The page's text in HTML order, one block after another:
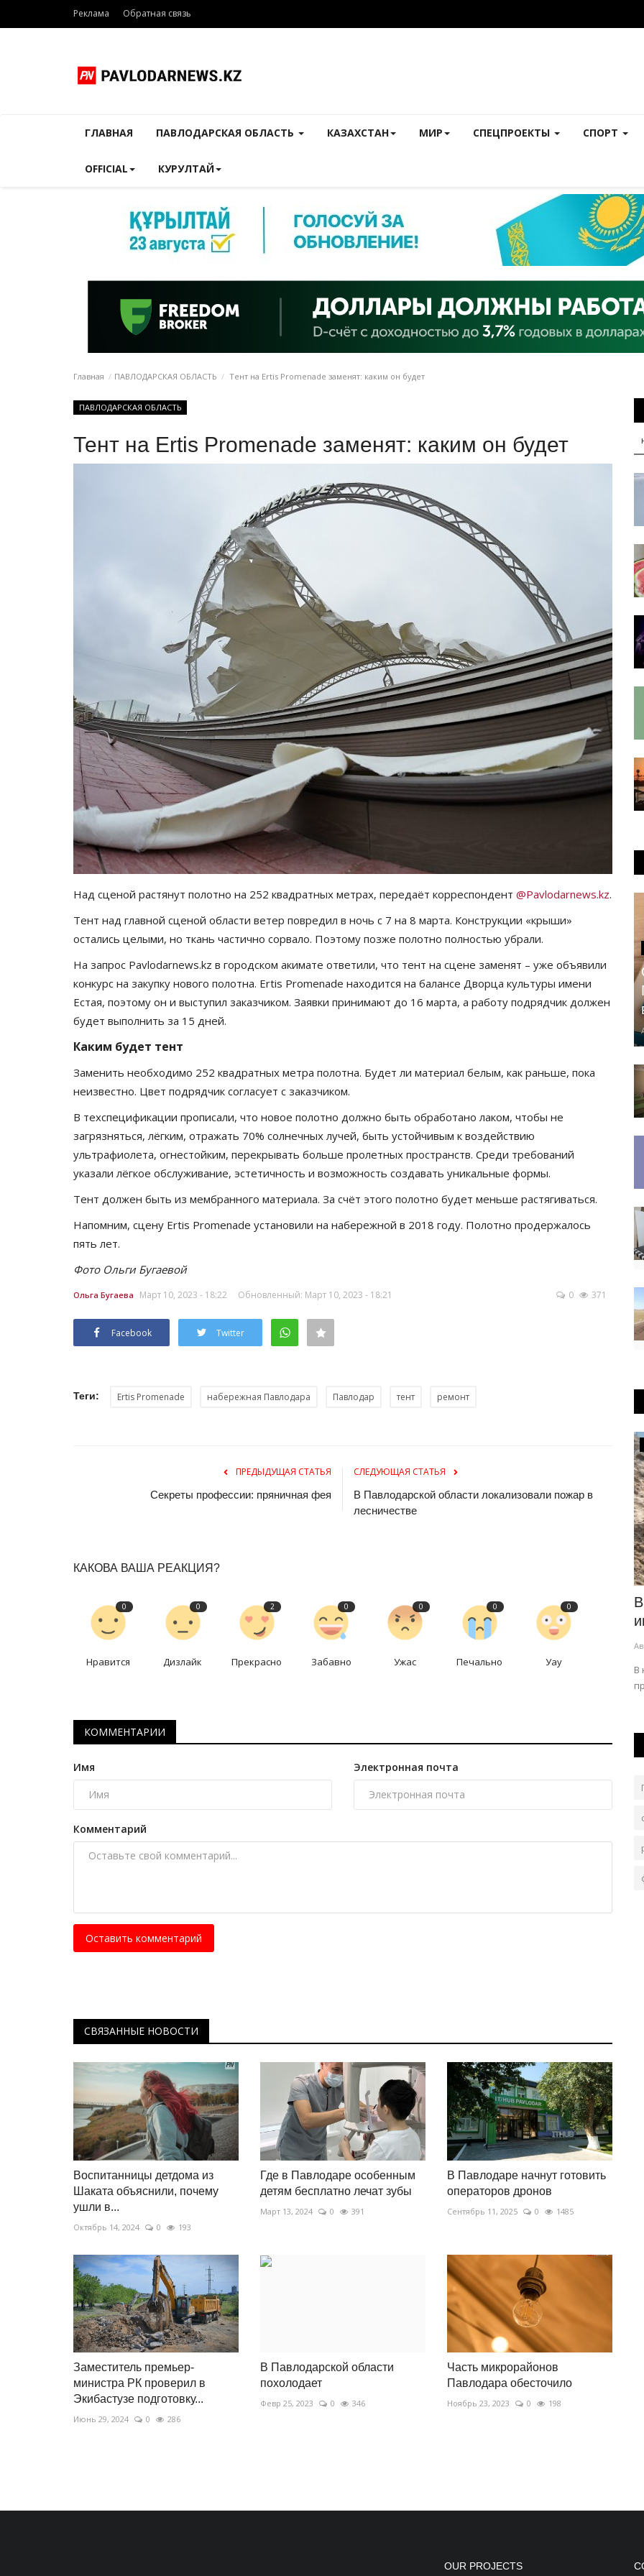
Реклама Обратная связь
ГЛАВНАЯ ПАВЛОДАРСКАЯ ОБЛАСТЬ КАЗАХСТАН МИР СПЕЦПРОЕКТЫ СПОРТ
OFFICIAL КУРУЛТАЙ
Главная ПАВЛОДАРСКАЯ ОБЛАСТЬ Тент на Ertis Promenade заменят: каким он будет
ПАВЛОДАРСКАЯ ОБЛАСТЬ
Тент на Ertis Promenade заменят: каким он будет
Над сценой растянут полотно на 252 квадратных метрах, передаёт корреспондент @Pavlodarnews.kz.
Тент над главной сценой области ветер повредил в ночь с 7 на 8 марта. Конструкции «крыши»
остались целыми, но ткань частично сорвало. Поэтому позже полотно полностью убрали.
На запрос Pavlodarnews.kz в городском акимате ответили, что тент на сцене заменят – уже объявили
конкурс на закупку нового полотна. Ertis Promenade находится на балансе Дворца культуры имени
Естая, поэтому он и выступил заказчиком. Заявки принимают до 16 марта, а работу подрядчик должен
будет выполнить за 15 дней.
Каким будет тент
Заменить необходимо 252 квадратных метра полотна. Будет ли материал белым, как раньше, пока
неизвестно. Цвет подрядчик согласует с заказчиком.
В техспецификации прописали, что новое полотно должно быть обработано лаком, чтобы не
загрязняться, лёгким, отражать 70% солнечных лучей, быть устойчивым к воздействию
ультрафиолета, огнестойким, перекрывать больше пролетных пространств. Среди требований
указали лёгкое обслуживание, эстетичность и возможность создавать уникальные формы.
Тент должен быть из мембранного материала. За счёт этого полотно будет меньше растягиваться.
Напомним, сцену Ertis Promenade установили на набережной в 2018 году. Полотно продержалось
пять лет.
Фото Ольги Бугаевой
Ольга Бугаева Март 10, 2023 - 18:22 Обновленный: Март 10, 2023 - 18:21 0 371
Facebook Twitter
Теги: Ertis Promenade набережная Павлодара Павлодар тент ремонт
ПРЕДЫДУЩАЯ СТАТЬЯ
Секреты профессии: пряничная фея
СЛЕДУЮЩАЯ СТАТЬЯ
В Павлодарской области локализовали пожар в
лесничестве
КАКОВА ВАША РЕАКЦИЯ?
0
Нравится
0
Дизлайк
2
Прекрасно
0
Забавно
0
Ужас
0
Печально
0
Уау
КОММЕНТАРИИ
Имя Электронная почта
Комментарий
Оставить комментарий
СВЯЗАННЫЕ НОВОСТИ
Воспитанницы детдома из
Шаката объяснили, почему
ушли в...
Октябрь 14, 2024 0 193
Где в Павлодаре особенным
детям бесплатно лечат зубы
Март 13, 2024 0 391
В Павлодаре начнут готовить
операторов дронов
Сентябрь 11, 2025 0 1485
Заместитель премьер-
министра РК проверил в
Экибастузе подготовку...
Июнь 29, 2024 0 286
В Павлодарской области
похолодает
Февр 25, 2023 0 346
Часть микрорайонов
Павлодара обесточило
Ноябрь 23, 2023 0 198
Павлодарская спортсменка стала
лучшей в стране по биатлону
Ксения Крашкевич завоевала золотую медаль в
Писал через Kaspi: восемь фактов
сталкинга расследовали...
Преследование против воли человека не всегда
В
OUR PROJECTS